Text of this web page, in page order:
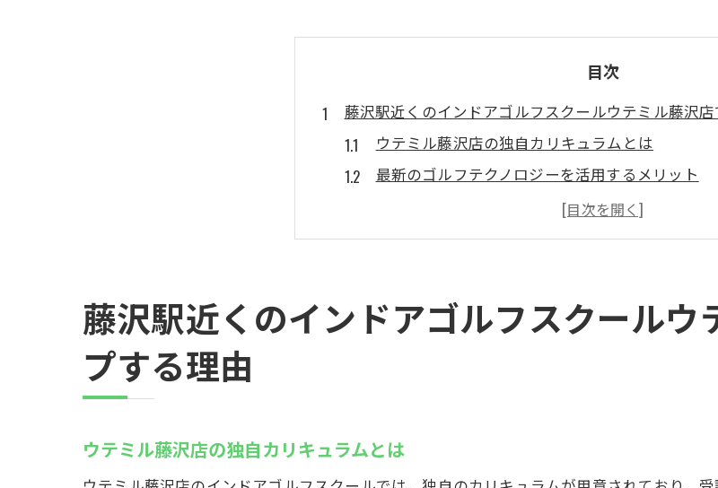
目次
藤沢駅近くのインドアゴルフスクールウテミル藤沢
ウテミル藤沢店の独自カリキュラムとは
最新のゴルフテクノロジーを活用するメリット
インストラクターの個別指導がもたらす効果
初心者からプロまで対応可能なプログラム
藤沢駅からのアクセスの良さが魅力
初心者でも安心インドアゴルフスクールの魅力
個人に合った練習プランの提供
藤沢駅近くのインドアゴルフスクールウ
プする理由
ウテミル藤沢店の独自カリキュラムとは